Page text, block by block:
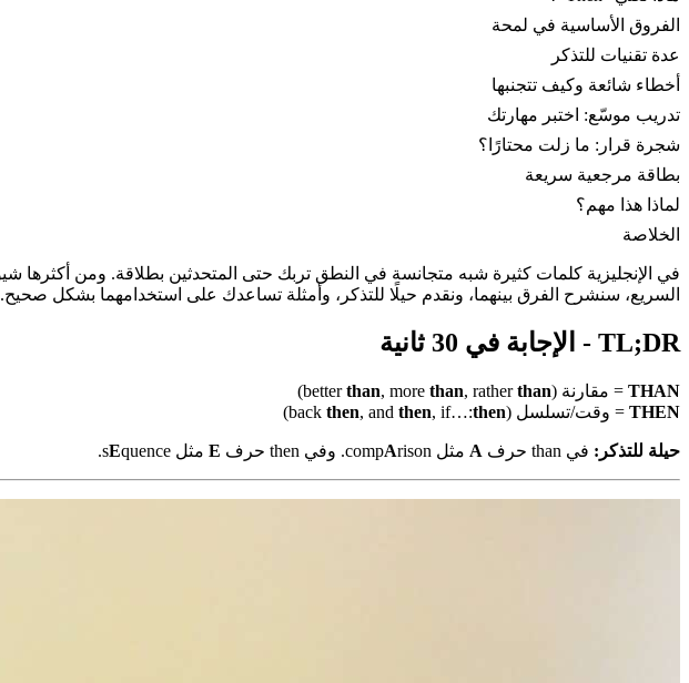
الفروق الأساسية في لمحة
عدة تقنيات للتذكر
أخطاء شائعة وكيف تتجنبها
تدريب موسّع: اختبر مهارتك
شجرة قرار: ما زلت محتارًا؟
بطاقة مرجعية سريعة
لماذا هذا مهم؟
الخلاصة
السريع، سنشرح الفرق بينهما، ونقدم حيلًا للتذكر، وأمثلة تساعدك على استخدامهما بشكل صحيح.
TL;DR - الإجابة في 30 ثانية
THAN = مقارنة (better than, more than, ratherthan
)
THEN = وقت/تسلسل (back then, and then, if…:then
)
حيلة للتذكر: في than حرف A مثل comp Arison. وفي then حرف E مثل s Equence.